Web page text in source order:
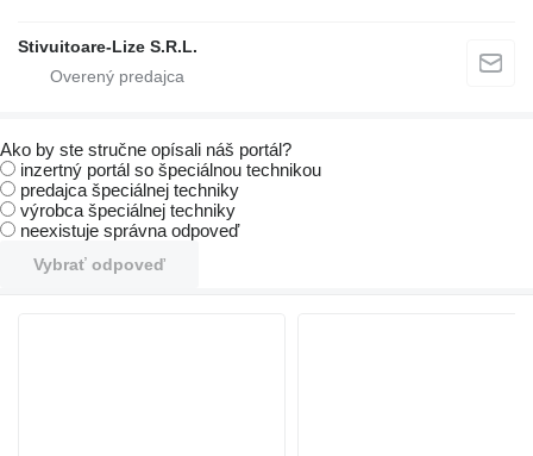
Stivuitoare-Lize S.R.L.
Ako by ste stručne opísali náš portál?
inzertný portál so špeciálnou technikou
predajca špeciálnej techniky
výrobca špeciálnej techniky
neexistuje správna odpoveď
Vybrať odpoveď